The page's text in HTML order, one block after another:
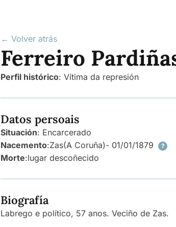
← Volver atrás
Ferreiro
Perfil histórico: Vítima da represión
Datos persoais
Situación: Encarcerado
Nacemento:Zas(A Coruña)- 01/01/1879 ?
Morte:lugar descoñecido
Biografía
Labrego e político, 57 anos. Veciño de Zas.